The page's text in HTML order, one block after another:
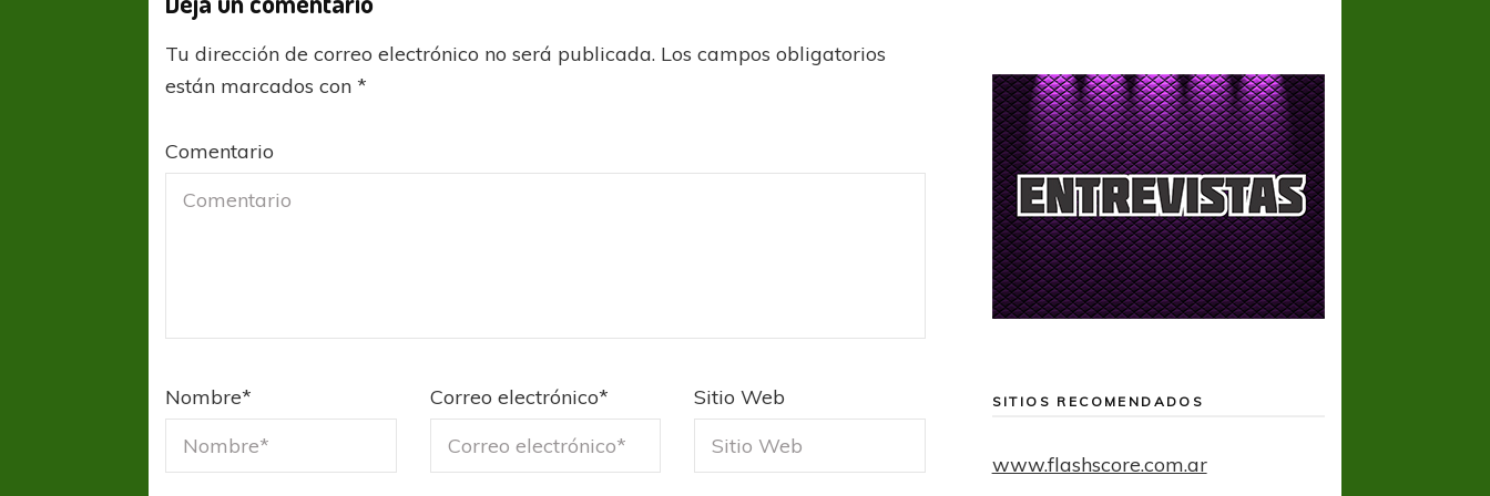
Tu dirección de correo electrónico no será publicada. Los campos obligatorios
están marcados con*
Comentario
Nombre* Correo electrónico* Sitio Web SITIOS RECOMENDADOS
www.flashscore.com.ar